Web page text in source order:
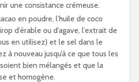
une consistance crémeuse.
en poudre, l’huile de coco
d’érable ou d’agave, l’extrait de
en utilisez) et le sel dans le
à nouveau jusqu’à ce que tous les
bien mélangés et que la
et homogène.